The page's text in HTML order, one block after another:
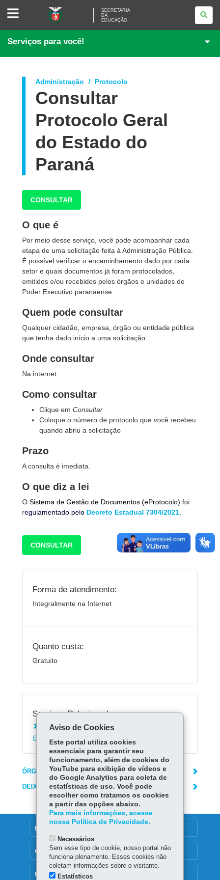
SECRETARIA
EDUCAÇÃO
SECRETARIA
DA
EDUCAÇÃO
Serviços para você!
Administração Protocolo
Consultar
Protocolo Geral
do Estado do
Paraná
CONSULTAR
O que é
Por meio desse serviço, você pode acompanhar cada
etapa de uma solicitação feita à Administração Pública.
É possível verificar o encaminhamento dado por cada
setor e quais documentos já foram protocolados,
emitidos e/ou recebidos pelos órgãos e unidades do
Poder Executivo paranaense.
Quem pode consultar
Qualquer cidadão, empresa, órgão ou entidade pública
que tenha dado início a uma solicitação.
Onde consultar
Na internet.
Como consultar
Clique em Consultar
Coloque o número de protocolo que você recebeu
quando abriu a solicitação
Prazo
A consulta é imediata.
O que diz a lei
O Sistema de Gestão de Documentos (eProtocolo) foi
regulamentado pelo Decreto Estadual 7304/2021
CONSULTAR
Forma de atendimento:
Integralmente na Internet
Quanto custa:
Gratuito
Serviços Relacionados:
Registrar solicitação no Protocolo Geral do
Estado do Paraná
ÓRGÃO RESPONSÁVEL
DEIXE SUA OPINIÃO
OUVIDORIA
TRANSPARÊNCIA INSTITUCIONAL
Aviso de Cookies
Este portal utiliza cookies
essenciais para garantir seu
funcionamento, além de cookies do
YouTube para exibição de vídeos e
do Google Analytics para coleta de
estatísticas de uso. Você pode
escolher como tratamos os cookies
a partir das opções abaixo.
Para mais informações, acesse
nossa Política de Privacidade.
Necessários
Sem esse tipo de cookie, nosso portal não
funciona plenamente. Esses cookies não
coletam informações sobre o visitante.
Estatísticos